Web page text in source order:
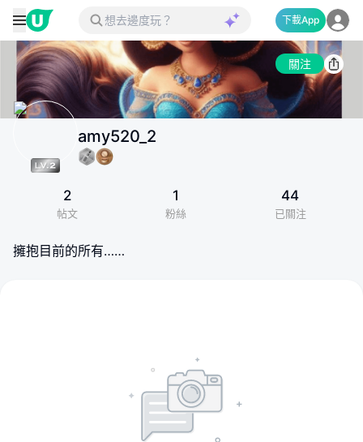
下載App
關注
amy520_2
2
帖文
1
粉絲
44
已關注
擁抱目前的所有……